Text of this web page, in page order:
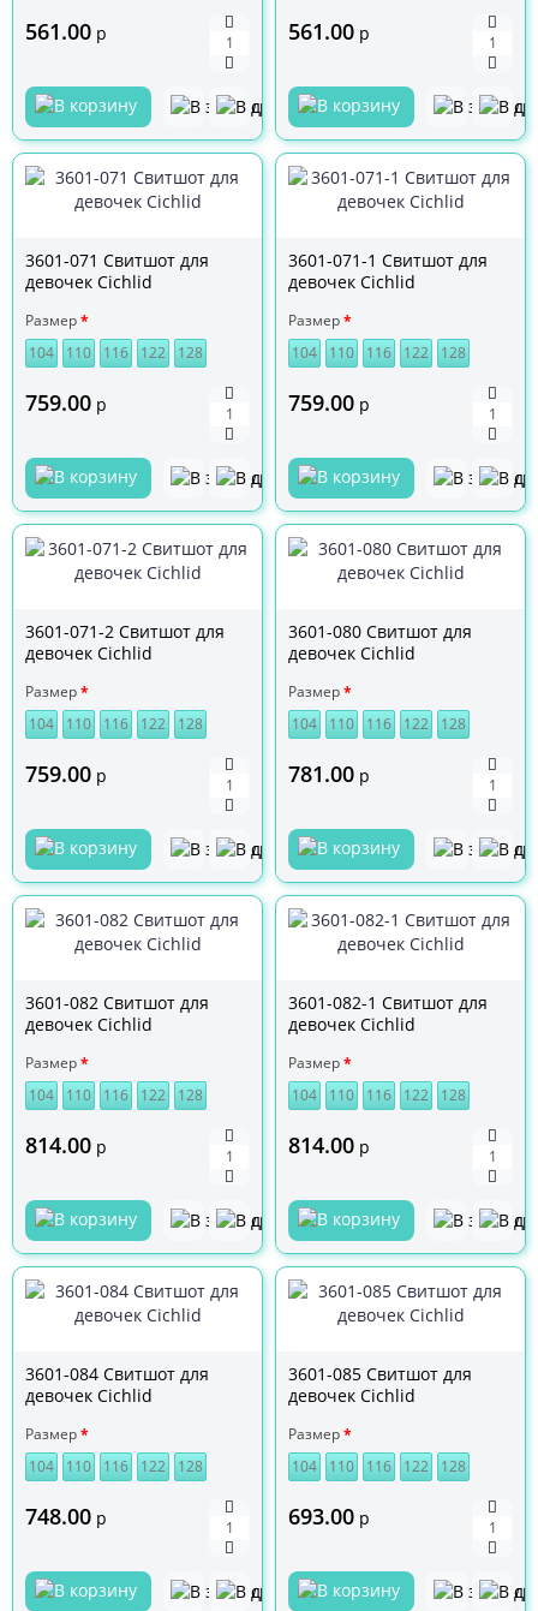
561.00 р 561.00 р
3601-071 Свитшот для
девочек Cichlid
Размер
104
110 116 122 128
759.00 р
3601-071-1 Свитшот для
девочек Cichlid
Размер
104
110 116 122 128
759.00 р
3601-071-2 Свитшот для
девочек Cichlid
Размер
104
110 116 122 128
759.00 р
3601-080 Свитшот для
девочек Cichlid
Размер
104
110 116 122 128
781.00 р
3601-082 Свитшот для
девочек Cichlid
Размер
104
110 116 122 128
814.00 р
3601-082-1 Свитшот для
девочек Cichlid
Размер
104
110 116 122 128
814.00 р
3601-084 Свитшот для
девочек Cichlid
Размер
104
110 116 122 128
748.00 р
3601-085 Свитшот для
девочек Cichlid
Размер
104
110 116 122 128
693.00 р